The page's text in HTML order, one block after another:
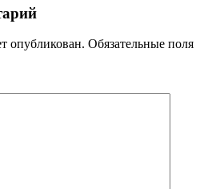
опубликован. Обязательные поля